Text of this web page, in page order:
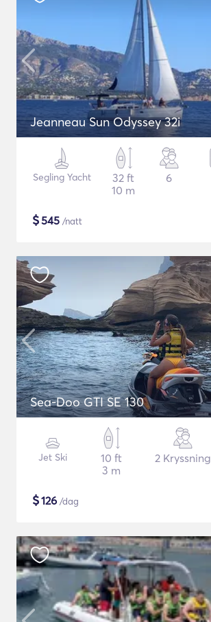
Jeanneau Sun Odyssey 32i
Segling Yacht
32 ft
10 m
6
$545 /natt
Sea-Doo GTI SE 130
Jet Ski
10 ft
3 m
2 Kryssning
$126 /dag